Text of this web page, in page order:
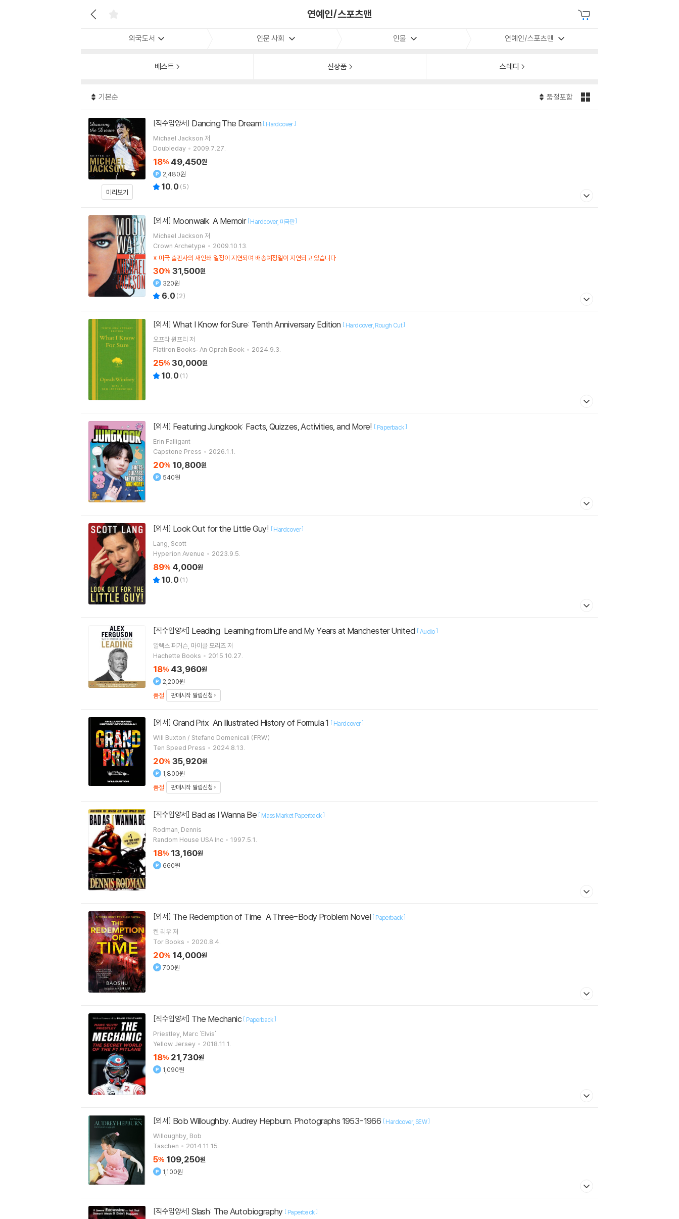
연예인/스포츠맨
외국도서 인문 사회 인물 연예인/스포츠맨
베스트 신상품 스테디
기본순 품절포함
미리보기
[직수입양서] Dancing The Dream [ Hardcover]
Michael Jackson 저
Doubleday
2009.7.27.
18% 49,450원
2,480원
10.0 (5)
[외서] Moonwalk: A Memoir [Hardcover 미국판]
Michael Jackson 저
Crown Archetype
2009.10.13.
※ 미국 출판사의 재인쇄 일정이 지연되며 배송예정일이 지연되고 있습니다
30% 31,500원
320원
6.0 (2)
[외서] What I Know for Sure: Tenth Anniversary Edition [ Hardcover Rough Cut]
오프라 윈프리 저
Flatiron Books: An Oprah Book
2024.9.3.
25% 30,000원
10.0 (1)
[외서] Featuring Jungkook: Facts, Quizzes, Activities, and More! [ Paperback]
Erin Falligant
Capstone Press
2026.1.1.
20% 10,800원
540원
[외서] Look Out for the Little Guy! [Hardcover]
Lang, Scott
Hyperion Avenue
2023.9.5.
89% 4,000원
10.0 (1)
[직수입양서] Leading: Learning from Life and My Years at Manchester United [Audio]
알렉스 퍼거슨 마이클 모리츠 저
Hachette Books
2015.10.27.
18% 43,960원
2,200원
품절
판매시작 알림신청
[외서] Grand Prix: An Illustrated History of Formula 1 [ Hardcover]
Will Buxton / Stefano Domenicali (FRW)
Ten Speed Press
2024.8.13.
20% 35,920원
1,800원
품절
판매시작 알림신청
[직수입양서] Bad as I Wanna Be [ Mass Market Paperback]
Rodman, Dennis
Random House USA Inc
1997.5.1.
18% 13,160원
660원
[외서] The Redemption of Time: A Three-Body Problem Novel [ Paperback]
켄 리우저
Tor Books
2020.8.4.
20% 14,000원
700원
[직수입양서] The Mechanic [ Paperback]
Priestley, Marc 'Elvis'
Yellow Jersey
2018.11.1.
18% 21,730원
1,090원
[외서] Bob Willoughby. Audrey Hepburn. Photographs 1953-1966 [Hardcover SEW]
Willoughby, Bob
Taschen
2014.11.15.
5% 109,250원
1,100원
[직수입양서] Slash: The Autobiography [ Paperback]